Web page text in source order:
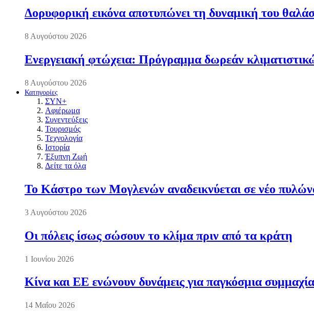
Δορυφορική εικόνα αποτυπώνει τη δυναμική του
8 Αυγούστου 2026
Ενεργειακή φτώχεια: Πρόγραμμα δωρεάν
8 Αυγούστου 2026
Κατηγορίες
ΣΥΝ+
Αφιέρωμα
Συνεντεύξεις
Τουρισμός
Τεχνολογία
Ιστορία
Έξυπνη Ζωή
Δείτε τα όλα
Το Κάστρο των Μογλενών αναδεικνύεται σε νέο
3 Αυγούστου 2026
Οι πόλεις ίσως σώσουν το κλίμα πριν από τα κράτη
1 Ιουνίου 2026
Κίνα και ΕΕ ενώνουν δυνάμεις για παγκόσμια
14 Μαΐου 2026